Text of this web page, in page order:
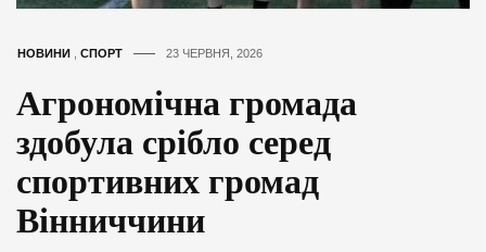
НОВИНИ , СПОРТ 23 ЧЕРВНЯ, 2026
Агрономічна громада
здобула срібло серед
спортивних громад
Вінниччини